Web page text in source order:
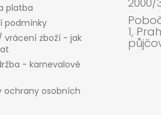
platba
podmínky
vrácení zboží - jak
- karnevalové
ochrany osobních
1,